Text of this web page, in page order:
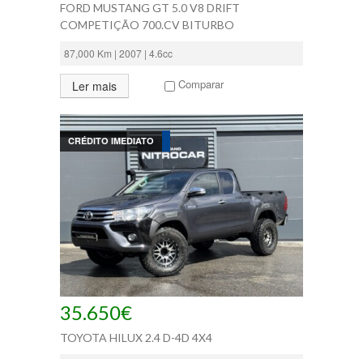
FORD MUSTANG GT 5.0 V8 DRIFT
COMPETIÇÃO 700.CV BITURBO
87,000 Km | 2007 | 4.6cc
Ler mais Comparar
CRÉDITO IMEDIATO
35.650€
TOYOTA HILUX 2.4 D-4D 4X4